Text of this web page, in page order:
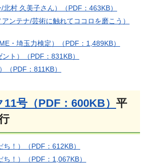
村 久美子さん）（PDF：463KB）
ンテナ/芸術に触れてココロを磨こう）
・埼玉力検定）（PDF：1,489KB）
ト）（PDF：831KB）
（PDF：811KB）
号（PDF：600KB） 平
！）（PDF：612KB）
！）（PDF：1,067KB）